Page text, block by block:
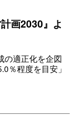
画2030』よ
の適正化を企図
％程度を目安」